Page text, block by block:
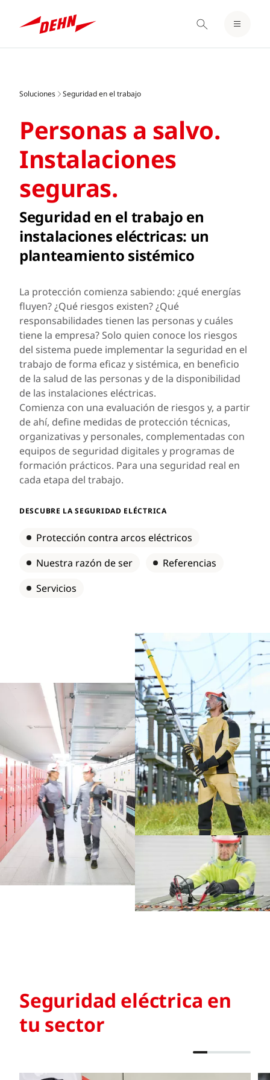
content
LOGIN / REGISTER
Soluciones Seguridad en el trabajo
Personas a salvo.
Instalaciones
seguras.
Seguridad en el trabajo en
instalaciones eléctricas: un
planteamiento sistémico
La protección comienza sabiendo: ¿qué energías
fluyen? ¿Qué riesgos existen? ¿Qué
responsabilidades tienen las personas y cuáles
tiene la empresa? Solo quien conoce los riesgos
del sistema puede implementar la seguridad en el
trabajo de forma eficaz y sistémica, en beneficio
de la salud de las personas y de la disponibilidad
de las instalaciones eléctricas.
Comienza con una evaluación de riesgos y, a partir
de ahí, define medidas de protección técnicas,
organizativas y personales, complementadas con
equipos de seguridad digitales y programas de
formación prácticos. Para una seguridad real en
cada etapa del trabajo.
DESCUBRE LA SEGURIDAD ELÉCTRICA
Protección contra arcos eléctricos
Nuestra razón de ser
Referencias
Servicios
Seguridad eléctrica en
tu sector